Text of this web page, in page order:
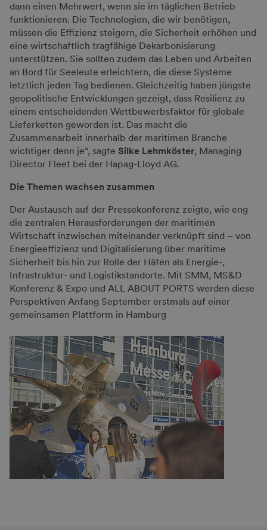
dann einen Mehrwert, wenn sie im täglichen Betrieb
funktionieren. Die Technologien, die wir benötigen,
müssen die Effizienz steigern, die Sicherheit erhöhen und
eine wirtschaftlich tragfähige Dekarbonisierung
unterstützen. Sie sollten zudem das Leben und Arbeiten
an Bord für Seeleute erleichtern, die diese Systeme
letztlich jeden Tag bedienen. Gleichzeitig haben jüngste
geopolitische Entwicklungen gezeigt, dass Resilienz zu
einem entscheidenden Wettbewerbsfaktor für globale
Lieferketten geworden ist. Das macht die
Zusammenarbeit innerhalb der maritimen Branche
wichtiger denn je“, sagte Silke Lehmköster, Managing
Director Fleet bei der Hapag-Lloyd AG.
Die Themen wachsen zusammen
Der Austausch auf der Pressekonferenz zeigte, wie eng
die zentralen Herausforderungen der maritimen
Wirtschaft inzwischen miteinander verknüpft sind – von
Energieeffizienz und Digitalisierung über maritime
Sicherheit bis hin zur Rolle der Häfen als Energie-,
Infrastruktur- und Logistikstandorte. Mit SMM, MS&D
Konferenz & Expo und ALL ABOUT PORTS werden diese
Perspektiven Anfang September erstmals auf einer
gemeinsamen Plattform in Hamburg